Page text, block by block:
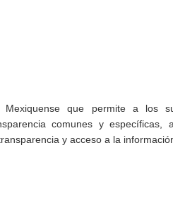
que permite a los
comunes y
y acceso a la